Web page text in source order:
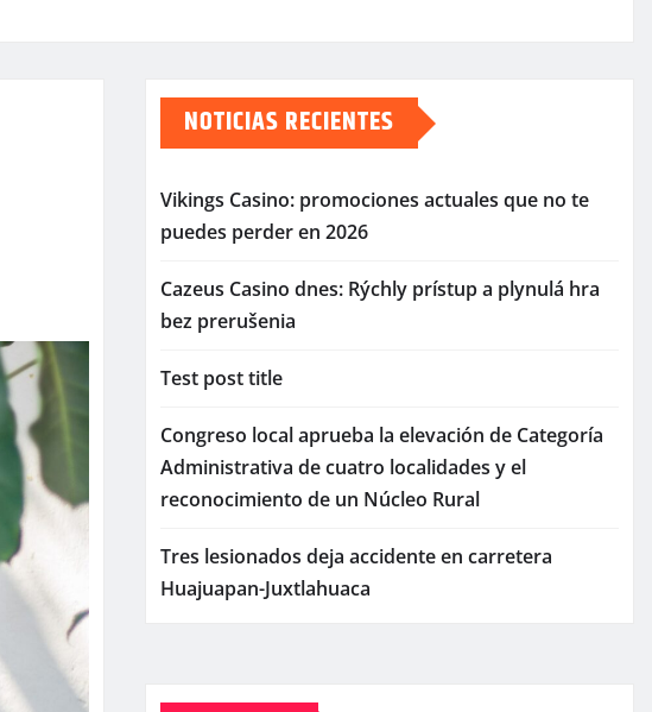
NOTICIAS RECIENTES
Vikings Casino: promociones actuales que no te
puedes perder en 2026
Cazeus Casino dnes: Rýchly prístup a plynulá hra
bez prerušenia
Test post title
Congreso local aprueba la elevación de Categoría
Administrativa de cuatro localidades y el
reconocimiento de un Núcleo Rural
Tres lesionados deja accidente en carretera
Huajuapan-Juxtlahuaca